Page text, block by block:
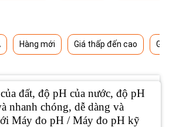
Hàng mới Giá thấp đến cao
đất, độ pH của nước, độ pH
nhanh chóng, dễ dàng và
Máy đo pH / Máy đo pH kỹ